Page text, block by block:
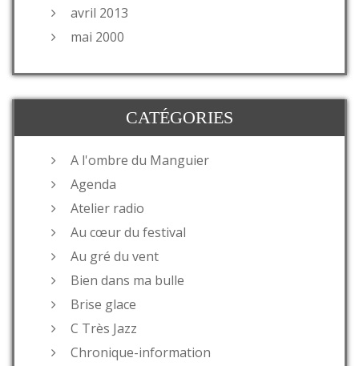
avril 2013
mai 2000
CATÉGORIES
A l'ombre du Manguier
Agenda
Atelier radio
Au cœur du festival
Au gré du vent
Bien dans ma bulle
Brise glace
C Très Jazz
Chronique-information